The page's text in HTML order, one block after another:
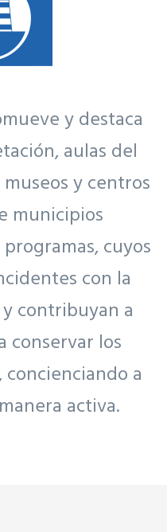
y destaca
aulas del
y centros
municipios
cuyos
con la
contribuyan a
conservar los
concienciando a
activa.